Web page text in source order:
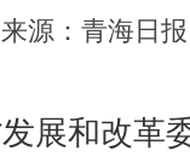
来源：青海日报
展和改革